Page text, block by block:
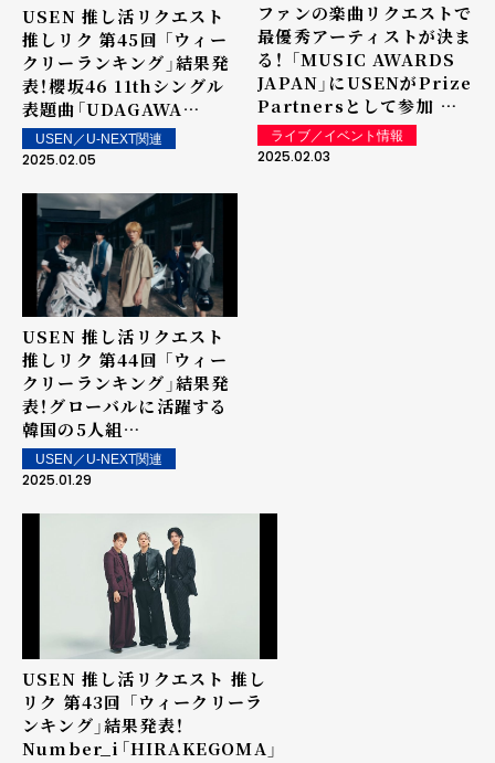
USEN 推し活リクエスト
推しリク 第45回 「ウィー
クリーランキング」結果発
表！櫻坂46 11thシングル
表題曲「UDAGAWA
GENERATION」が1位を
獲得！ 上位ランクイン楽曲
USEN／U-NEXT関連
2025.02.05
ファンの楽曲リクエストで
最優秀アーティストが決ま
る！ 「MUSIC AWARDS
JAPAN」にUSENがPrize
Partnersとして参加 リ
クエスト特別賞「推し活リ
クエスト・アーティスト・
ライブ／イベント情報
2025.02.03
USEN 推し活リクエスト
推しリク 第44回 「ウィー
クリーランキング」結果発
表！グローバルに活躍する
韓国の5人組
TOMORROW X
TOGETHER「Over The
上位ランクイン楽曲は街
中・店内で配信！
USEN／U-NEXT関連
2025.01.29
USEN 推し活リクエスト 推し
リク 第43回 「ウィークリーラ
ンキング」結果発表！
Number_i「HIRAKEGOMA」